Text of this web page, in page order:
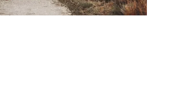
und im Studio